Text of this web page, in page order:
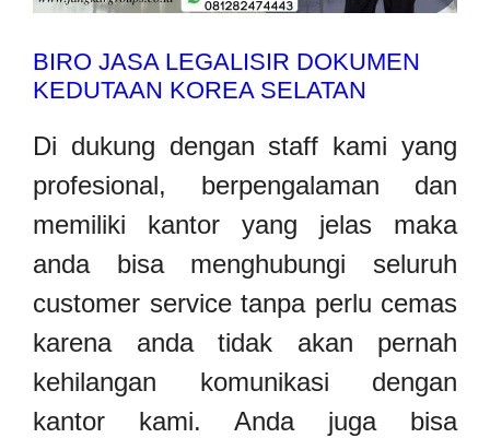
BIRO JASA LEGALISIR DOKUMEN
KEDUTAAN KOREA SELATAN
Di dukung dengan staff kami yang
profesional, berpengalaman dan
memiliki kantor yang jelas maka
anda bisa menghubungi seluruh
customer service tanpa perlu cemas
karena anda tidak akan pernah
kehilangan komunikasi dengan
kantor kami. Anda juga bisa